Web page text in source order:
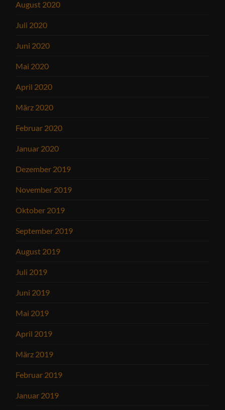
August 2020
Juli 2020
Juni 2020
Mai 2020
April 2020
März 2020
Februar 2020
Januar 2020
Dezember 2019
November 2019
Oktober 2019
September 2019
August 2019
Juli 2019
Juni 2019
Mai 2019
April 2019
März 2019
Februar 2019
Januar 2019